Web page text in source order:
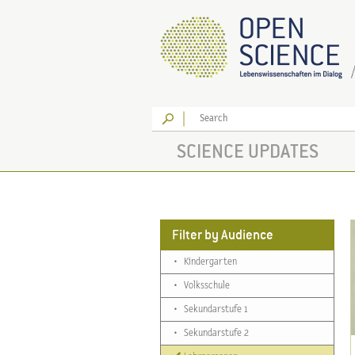
Go
SCIENCE UPDATES
Filter by Audience
• Kindergarten
• Volksschule
• Sekundarstufe 1
• Sekundarstufe 2